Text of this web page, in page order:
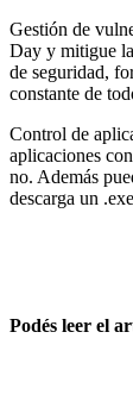
Gestión de
Day y mitigue
de seguridad,
constante de
Control de
aplicaciones
no. Además
descarga un
Podés leer el